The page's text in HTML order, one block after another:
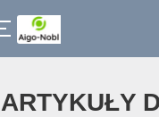
ARTYKUŁY